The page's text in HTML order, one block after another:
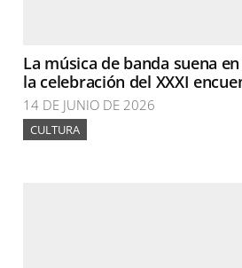
La música de banda suena
la celebración del XXXI
14 DE JUNIO DE 2026
CULTURA